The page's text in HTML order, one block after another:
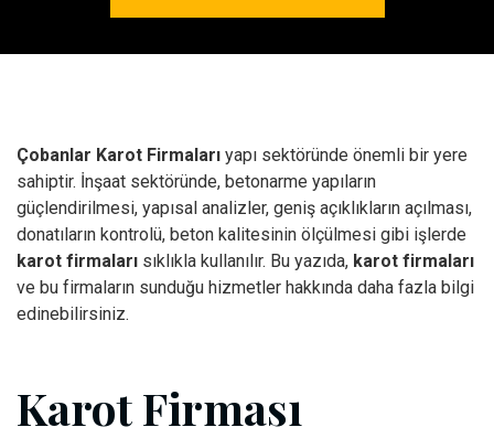
Çobanlar Karot Firmaları yapı sektöründe önemli bir yere
sahiptir. İnşaat sektöründe, betonarme yapıların
güçlendirilmesi, yapısal analizler, geniş açıklıkların açılması,
donatıların kontrolü, beton kalitesinin ölçülmesi gibi işlerde
karot firmaları sıklıkla kullanılır. Bu yazıda, karot firmaları
ve bu firmaların sunduğu hizmetler hakkında daha fazla bilgi
edinebilirsiniz.
Karot Firması